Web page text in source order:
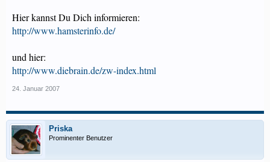
Hier kannst Du Dich informieren:
http://www.hamsterinfo.de/
und hier:
http://www.diebrain.de/zw-index.html
24. Januar 2007
Priska
Prominenter Benutzer